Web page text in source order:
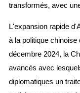
transformés, avec
L'expansion rapide
à la politique
décembre 2024, la
avancés avec
diplomatiques un